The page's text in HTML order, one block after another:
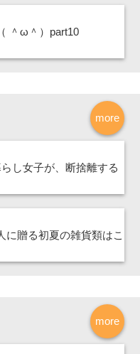
＾ω＾）part10
more
し女子が、断捨離する
に贈る初夏の雑貨類はこ
more